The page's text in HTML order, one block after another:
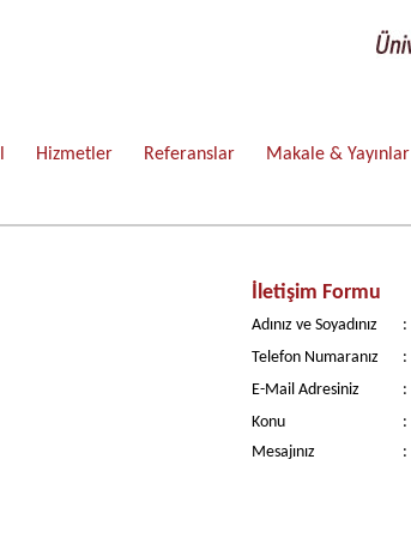
Hizmetler Referanslar Makale & Yayınlar
İletişim Formu
Adınız ve Soyadınız
:
Telefon Numaranız
:
E-Mail Adresiniz
:
Konu
:
Mesajınız
: